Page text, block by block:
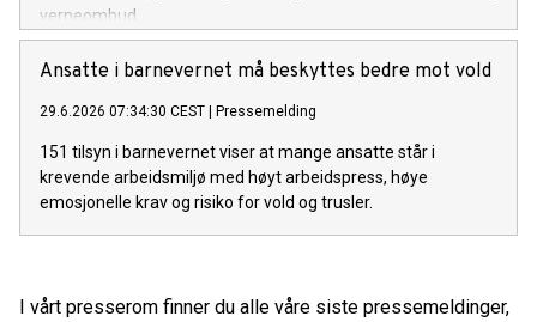
verneombud.
Ansatte i barnevernet må beskyttes bedre mot vold
29.6.2026 07:34:30 CEST | Pressemelding
151 tilsyn i barnevernet viser at mange ansatte står i
krevende arbeidsmiljø med høyt arbeidspress, høye
emosjonelle krav og risiko for vold og trusler.
I vårt presserom finner du alle våre siste pressemeldinger,